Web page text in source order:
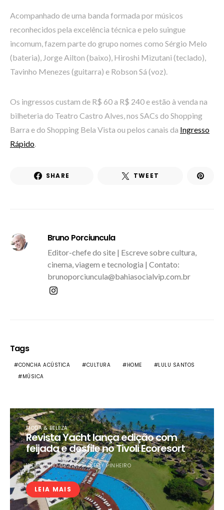
Acompanhado de uma banda formada por músicos
reconhecidos pela excelência técnica e pelo suingue
incomum, fazem parte do grupo nomes como Sérgio Melo
(bateria), Jorge Ailton (baixo), Hiroshi Mizutani (teclado),
Tavinho Menezes (guitarra) e Robson Sá (voz).
Os ingressos custam de R$ 60 a R$ 240 e estão à venda na
bilheteria do Teatro Castro Alves, nos SACs do Shopping
Barra e do Shopping Bela Vista ou pelos canais da Ingresso
Rápido.
SHARE TWEET
Bruno Porciuncula
Editor-chefe do site | Escreve sobre cultura,
cinema, viagem e tecnologia | Contato:
brunoporciuncula@bahiasocialvip.com.br
Tags
CONCHA ACÚSTICA CULTURA HOME
LULU SANTOS
MÚSICA
MODA & BELEZA
Revista Yacht lança edição com
feijada e desfile no Tivoli Ecoresort
11 DE JUNHO DE 2019 KELLY PINHEIRO
LEIA MAIS